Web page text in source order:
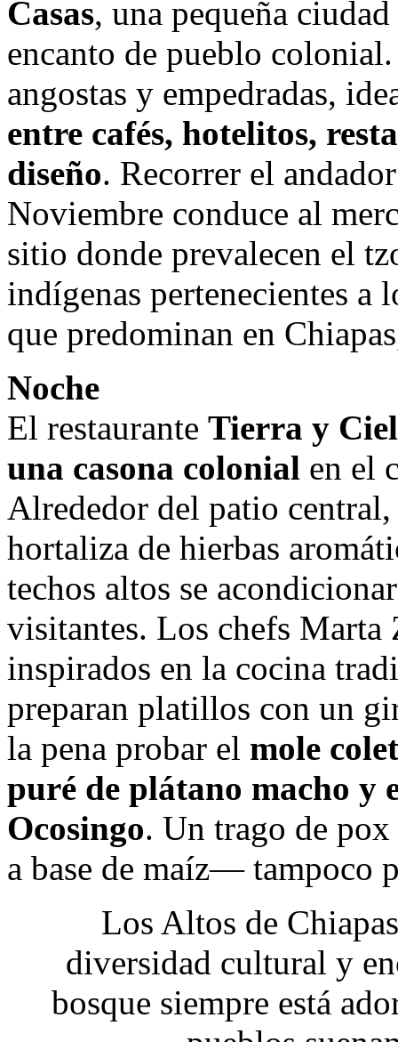
Casas, una pequeña
encanto de pueblo
angostas y empedradas,
entre cafés, hotelitos,
diseño. Recorrer el
Noviembre conduce al
sitio donde prevalecen el
indígenas pertenecientes a
que predominan en
Noche
El restaurante Tierra y
una casona colonial en el
Alrededor del patio central,
hortaliza de hierbas
techos altos se
visitantes. Los chefs Marta
inspirados en la cocina
preparan platillos con un
la pena probar el mole
puré de plátano macho y
Ocosingo. Un trago de
a base de maíz— tampoco
Los Altos de
diversidad cultural y
bosque siempre está